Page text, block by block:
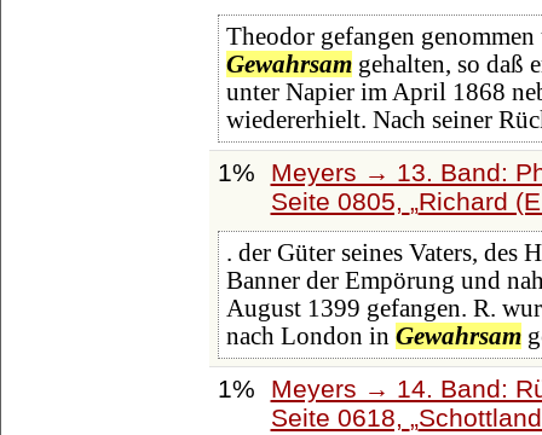
Theodor gefangen
Gewahrsamgehalten, so daß
unter Napier im April 1868
wiedererhielt. Nach seiner
1%
Meyers → 13. Band:
Seite 0805,
Richard
. der Güter seines Vaters, des
Banner der Empörung und
August 1399 gefangen. R.
nach London in Gewahrsam
1%
Meyers → 14. Band:
Seite 0618,